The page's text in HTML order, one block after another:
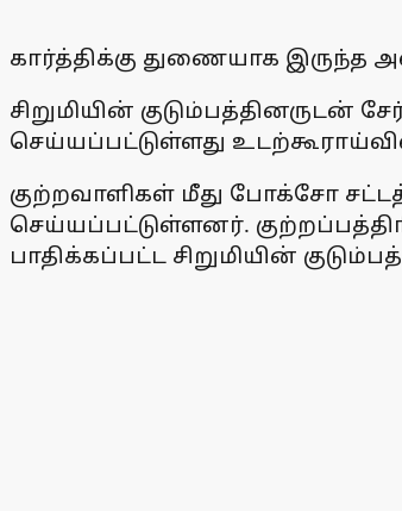
கார்த்திக்கு துணையாக இருந்த
சிறுமியின் குடும்பத்தினருடன்
செய்யப்பட்டுள்ளது
குற்றவாளிகள் மீது போக்சோ
செய்யப்பட்டுள்ளனர்.
பாதிக்கப்பட்ட சிறுமியின்